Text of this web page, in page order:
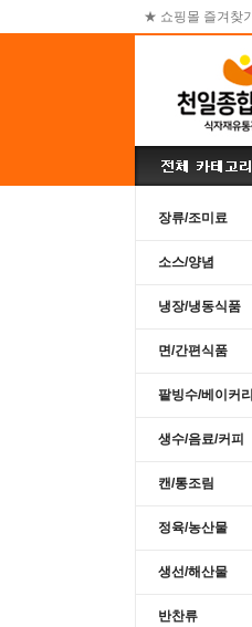
★ 쇼핑몰 즐겨찾기
장류/조미료
소스/양념
냉장/냉동식품
면/간편식품
팥빙수/베이커리
생수/음료/커피
캔/통조림
정육/농산물
생선/해산물
반찬류